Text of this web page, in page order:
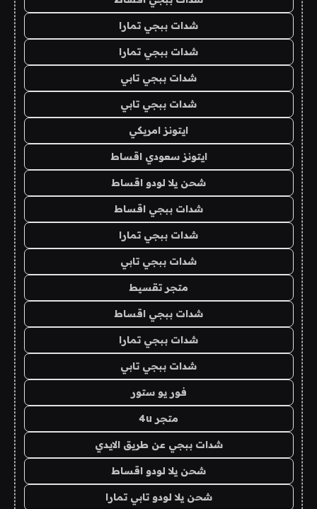
شدات ببجي تمارا
شدات ببجي تمارا
شدات ببجي تابي
شدات ببجي تابي
ايتونز امريكي
ايتونز سعودي اقساط
شحن يلا لودو اقساط
شدات ببجي اقساط
شدات ببجي تمارا
شدات ببجي تابي
متجر تقسيط
شدات ببجي اقساط
شدات ببجي تمارا
شدات ببجي تابي
فور يو ستور
متجر 4u
شدات ببجي عن طريق الايدي
شحن يلا لودو اقساط
شحن يلا لودو تابي تمارا